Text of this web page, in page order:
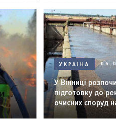
УКРАЇНА
У Вінниці
підготовку до
очисних споруд
мер Вінниці.